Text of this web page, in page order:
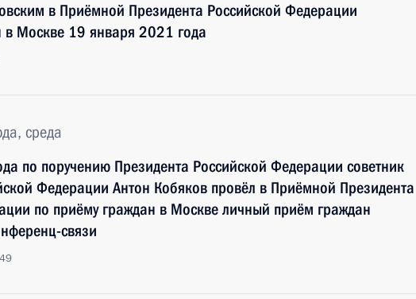
в Приёмной Президента Российской Федерации
в Москве 19 января 2021 года
среда
по поручению Президента Российской Федерации советник
Федерации Антон Кобяков провёл в Приёмной Президента
по приёму граждан в Москве личный приём граждан
связи